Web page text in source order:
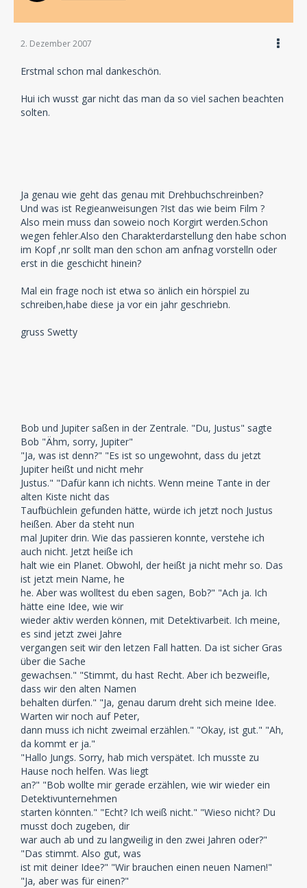
2. Dezember 2007
Erstmal schon mal dankeschön.
Hui ich wusst gar nicht das man da so viel sachen beachten
solten.
Ja genau wie geht das genau mit Drehbuchschreinben?
Und was ist Regieanweisungen ?Ist das wie beim Film ?
Also mein muss dan soweio noch Korgirt werden.Schon
wegen fehler.Also den Charakterdarstellung den habe schon
im Kopf ,nr sollt man den schon am anfnag vorstelln oder
erst in die geschicht hinein?
Mal ein frage noch ist etwa so änlich ein hörspiel zu
schreiben,habe diese ja vor ein jahr geschriebn.
gruss Swetty
Bob und Jupiter saßen in der Zentrale. "Du, Justus" sagte
Bob "Ähm, sorry, Jupiter"
"Ja, was ist denn?" "Es ist so ungewohnt, dass du jetzt
Jupiter heißt und nicht mehr
Justus." "Dafür kann ich nichts. Wenn meine Tante in der
alten Kiste nicht das
Taufbüchlein gefunden hätte, würde ich jetzt noch Justus
heißen. Aber da steht nun
mal Jupiter drin. Wie das passieren konnte, verstehe ich
auch nicht. Jetzt heiße ich
halt wie ein Planet. Obwohl, der heißt ja nicht mehr so. Das
ist jetzt mein Name, he
he. Aber was wolltest du eben sagen, Bob?" "Ach ja. Ich
hätte eine Idee, wie wir
wieder aktiv werden können, mit Detektivarbeit. Ich meine,
es sind jetzt zwei Jahre
vergangen seit wir den letzen Fall hatten. Da ist sicher Gras
über die Sache
gewachsen." "Stimmt, du hast Recht. Aber ich bezweifle,
dass wir den alten Namen
behalten dürfen." "Ja, genau darum dreht sich meine Idee.
Warten wir noch auf Peter,
dann muss ich nicht zweimal erzählen." "Okay, ist gut." "Ah,
da kommt er ja."
"Hallo Jungs. Sorry, hab mich verspätet. Ich musste zu
Hause noch helfen. Was liegt
an?" "Bob wollte mir gerade erzählen, wie wir wieder ein
Detektivunternehmen
starten könnten." "Echt? Ich weiß nicht." "Wieso nicht? Du
musst doch zugeben, dir
war auch ab und zu langweilig in den zwei Jahren oder?"
"Das stimmt. Also gut, was
ist mit deiner Idee?" "Wir brauchen einen neuen Namen!"
"Ja, aber was für einen?"